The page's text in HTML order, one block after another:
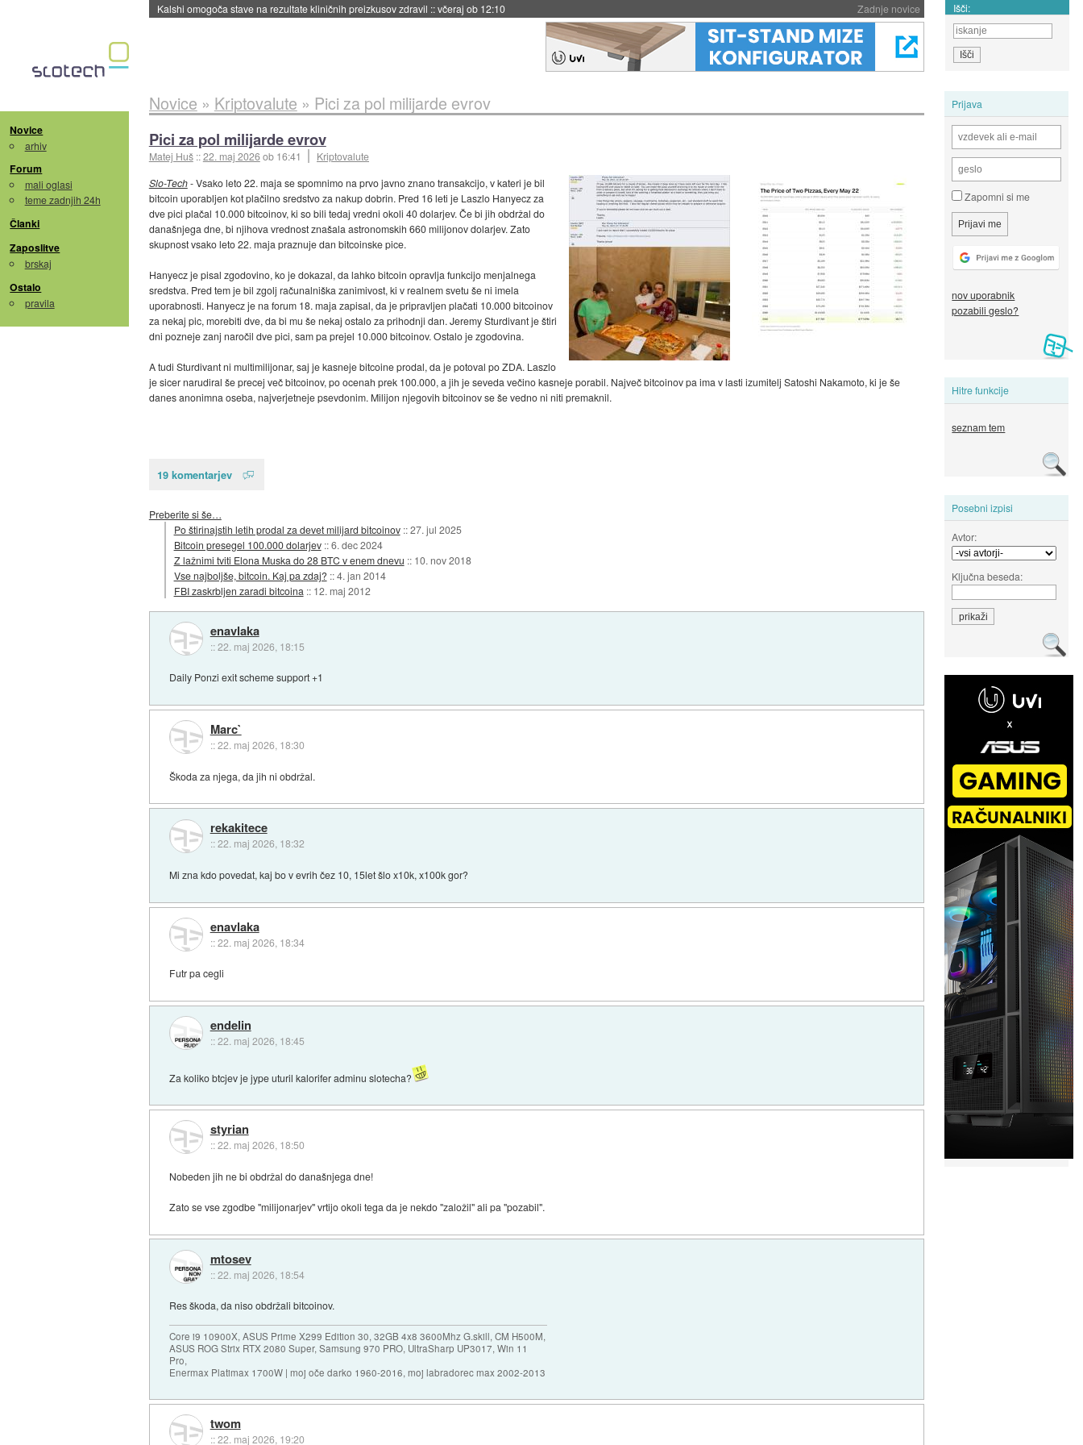
Zadnje novice
Sandisk že prodal več kot polovico SSD-jev za naslednji dve leti::včeraj ob 11:37 Išči:
Novice
arhiv
Forum
mali oglasi
teme zadnjih 24h
Članki
Zaposlitve
brskaj
Ostalo
pravila
Prijava
Zapomni si me
nov uporabnik
pozabili geslo?
Hitre funkcije
seznam tem
Posebni izpisi
Avtor:
Ključna beseda:
Novice » Kriptovalute » Pici za pol milijarde evrov
Pici za pol milijarde evrov
Matej Huš ::22. maj 2026ob 16:41
Kriptovalute
Slo-Tech- Vsako leto 22. maja se spomnimo na prvo javno znano transakcijo, v kateri je bil
bitcoin uporabljen kot plačilno sredstvo za nakup dobrin. Pred 16 leti je Laszlo Hanyecz za
dve pici plačal 10.000 bitcoinov, ki so bili tedaj vredni okoli 40 dolarjev. Če bi jih obdržal do
današnjega dne, bi njihova vrednost znašala astronomskih 660 milijonov dolarjev. Zato
skupnost vsako leto 22. maja praznuje dan bitcoinske pice.
Hanyecz je pisal zgodovino, ko je dokazal, da lahko bitcoin opravlja funkcijo menjalnega
sredstva. Pred tem je bil zgolj računalniška zanimivost, ki v realnem svetu še ni imela
uporabnosti. Hanyecz je na forum 18. maja zapisal, da je pripravljen plačati 10.000 bitcoinov
za nekaj pic, morebiti dve, da bi mu še nekaj ostalo za prihodnji dan. Jeremy Sturdivant je štiri
dni pozneje zanj naročil dve pici, sam pa prejel 10.000 bitcoinov. Ostalo je zgodovina.
A tudi Sturdivant ni multimilijonar, saj je kasneje bitcoine prodal, da je potoval po ZDA. Laszlo
je sicer narudiral še precej več bitcoinov, po ocenah prek 100.000, a jih je seveda večino kasneje porabil. Največ bitcoinov pa ima v lasti izumitelj Satoshi Nakamoto, ki je še
danes anonimna oseba, najverjetneje psevdonim. Milijon njegovih bitcoinov se še vedno ni niti premaknil.
19 komentarjev
Preberite si še…
Po štirinajstih letih prodal za devet milijard bitcoinov ::27. jul 2025
Bitcoin presegel 100.000 dolarjev ::6. dec 2024
Z lažnimi tviti Elona Muska do 28 BTC v enem dnevu :: 10. nov 2018
Vse najboljše, bitcoin. Kaj pa zdaj? ::4. jan 2014
FBI zaskrbljen zaradi bitcoina :: 12. maj 2012
enavlaka
::22. maj 2026, 18:15
Daily Ponzi exit scheme support +1
Marc`
::22. maj 2026, 18:30
Škoda za njega, da jih ni obdržal.
rekakitece
::22. maj 2026, 18:32
Mi zna kdo povedat, kaj bo v evrih čez 10, 15let šlo x10k, x100k gor?
enavlaka
::22. maj 2026, 18:34
Futr pa cegli
endelin
::22. maj 2026, 18:45
Za koliko btcjev je jype uturil kalorifer adminu slotecha?
styrian
::22. maj 2026, 18:50
Nobeden jih ne bi obdržal do današnjega dne!
Zato se vse zgodbe "milijonarjev" vrtijo okoli tega da je nekdo "založil" ali pa "pozabil".
mtosev
::22. maj 2026, 18:54
Res škoda, da niso obdržali bitcoinov.
Core i9 10900X, ASUS Prime X299 Edition 30, 32GB 4x8 3600Mhz G.skill, CM H500M,
ASUS ROG Strix RTX 2080 Super, Samsung 970 PRO, UltraSharp UP3017, Win 11
Pro,
Enermax Platimax 1700W | moj oče darko 1960-2016, moj labradorec max 2002-2013
twom
::22. maj 2026, 19:20